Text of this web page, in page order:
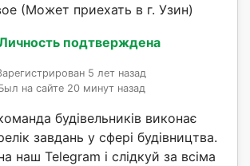
(Может приехать в г. Узин)
подтверждена
5 лет назад
на сайте 20 минут назад
будівельників виконає
завдань у сфері будівництва.
наш Telegram і слідкуй за всіма